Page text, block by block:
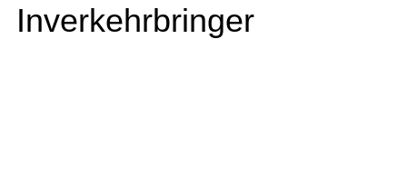
Inverkehrbringer